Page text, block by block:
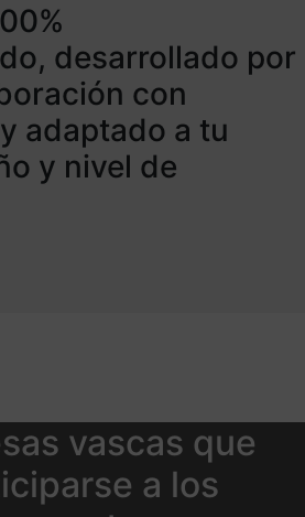
desarrollado por
con
adaptado a tu
y nivel de
vascas que
a los